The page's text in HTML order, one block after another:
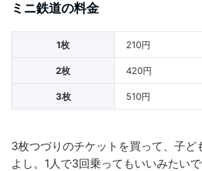
ミニ鉄道の料金
1枚 210円
2枚 420円
3枚 510円
3枚つづりのチケットを買って、子ど
よし。1人で3回乗ってもいいみたい